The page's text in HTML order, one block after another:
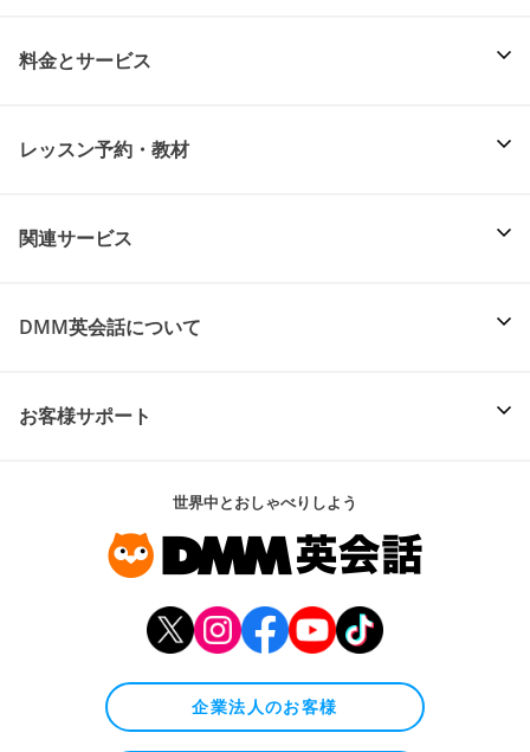
料金とサービス
レッスン予約・教材
関連サービス
DMM英会話について
お客様サポート
世界中とおしゃべりしよう
企業法人のお客様